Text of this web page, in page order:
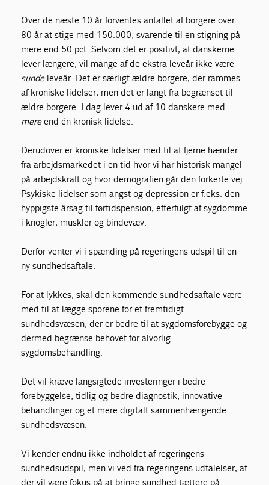
Over de næste 10 år forventes antallet af borgere over
80 år at stige med 150.000, svarende til en stigning på
mere end 50 pct. Selvom det er positivt, at danskerne
lever længere, vil mange af de ekstra leveår ikke være
sunde leveår. Det er særligt ældre borgere, der rammes
af kroniske lidelser, men det er langt fra begrænset til
ældre borgere. I dag lever 4 ud af 10 danskere med
mereend én kronisk lidelse.
Derudover er kroniske lidelser med til at fjerne hænder
fra arbejdsmarkedet i en tid hvor vi har historisk mangel
på arbejdskraft og hvor demografien går den forkerte vej.
Psykiske lidelser som angst og depression er f.eks. den
hyppigste årsag til førtidspension, efterfulgt af sygdomme
i knogler, muskler og bindevæv.
Derfor venter vi i spænding på regeringens udspil til en
ny sundhedsaftale.
For at lykkes, skal den kommende sundhedsaftale være
med til at lægge sporene for et fremtidigt
sundhedsvæsen, der er bedre til at sygdomsforebygge og
dermed begrænse behovet for alvorlig
sygdomsbehandling.
Det vil kræve langsigtede investeringer i bedre
forebyggelse, tidlig og bedre diagnostik, innovative
behandlinger og et mere digitalt sammenhængende
sundhedsvæsen.
Vi kender endnu ikke indholdet af regeringens
sundhedsudspil, men vi ved fra regeringens udtalelser, at
der vil være fokus på at bringe sundhed tættere på